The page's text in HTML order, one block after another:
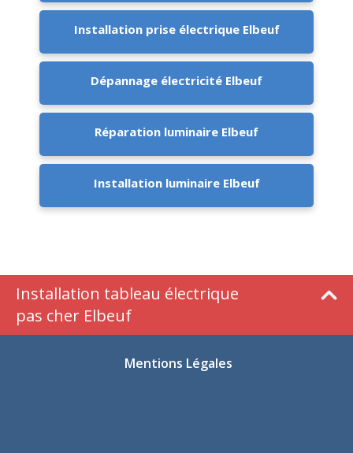
Installation prise électrique Elbeuf
Dépannage électricité Elbeuf
Réparation luminaire Elbeuf
Installation luminaire Elbeuf
Installation tableau électrique
pas cher Elbeuf
Mentions Légales